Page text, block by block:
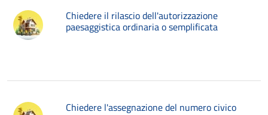
Chiedere il rilascio dell'autorizzazione
paesaggistica ordinaria o semplificata
Chiedere l'assegnazione del numero civico